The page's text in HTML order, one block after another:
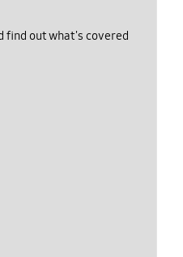
find out what's covered